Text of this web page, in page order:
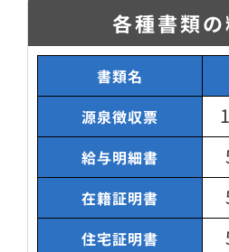
各種書類
書類名
源泉徴収票
給与明細書
在籍証明書
住宅証明書